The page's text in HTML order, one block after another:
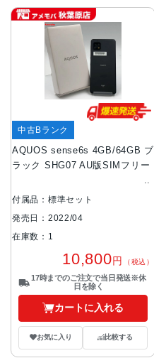
AQUOS sense6s 4GB/64GB ブ
ラック SHG07 AU版SIMフリー
中古Bランク
付属品：標準セット
発売日：2022/04
在庫数：1
10,800円 （税込）
17時までのご注文で当日発送※休
日を除く
カートに入れる
お気に入り 比較する